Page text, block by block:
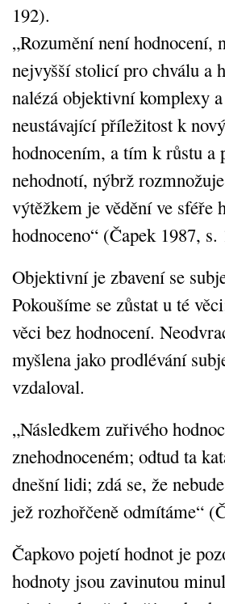
192).
„Rozumění není hodnocení,
nejvyšší stolicí pro chválu a
nalézá objektivní komplexy
neustávající příležitost k
hodnocením, a tím k růstu a
nehodnotí, nýbrž
výtěžkem je vědění ve sféře
hodnoceno“ (Čapek 1987, s.
Objektivní je zbavení se
Pokoušíme se zůstat u té
věci bez hodnocení.
myšlena jako prodlévání
vzdaloval.
„Následkem zuřivého
znehodnoceném; odtud ta
dnešní lidi; zdá se, že
jež rozhořčeně odmítáme“
Čapkovo pojetí hodnot je
hodnoty jsou zavinutou